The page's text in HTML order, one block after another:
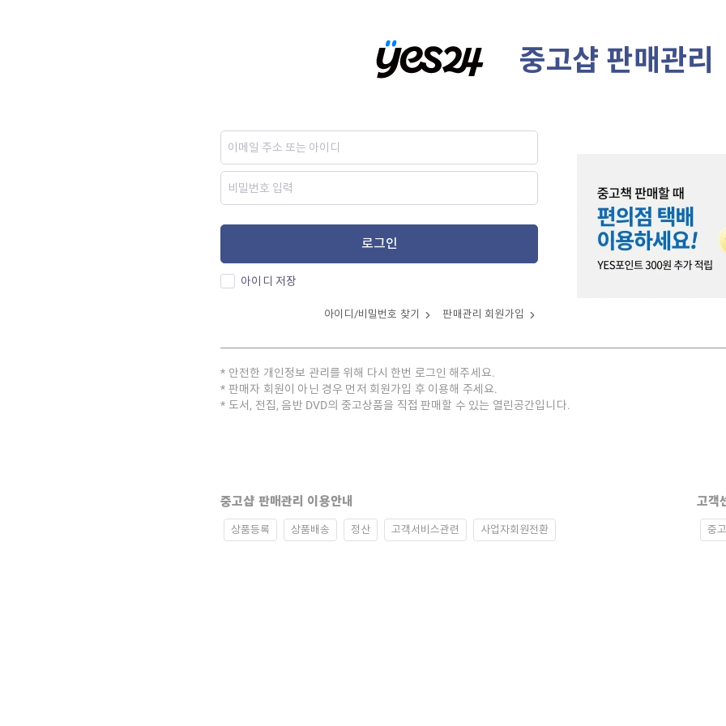
중고샵 판매관리
로그인
아이디 저장
아이디/비밀번호 찾기 판매관리 회원가입
안전한 개인정보 관리를 위해 다시 한번 로그인 해주세요.
판매자 회원이 아닌 경우 먼저 회원가입 후 이용해 주세요.
도서, 전집, 음반 DVD의 중고상품을 직접 판매할 수 있는 열린공간입니다.
중고샵 판매관리 이용안내
상품등록 상품배송 정산 고객서비스관련 사업자회원전환
고객
중